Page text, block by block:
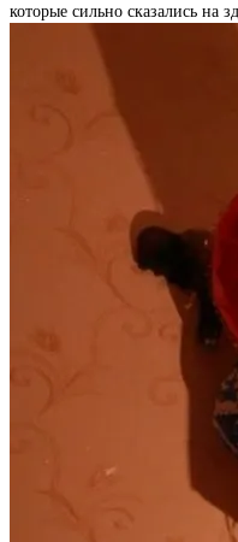
которые сильно сказались на